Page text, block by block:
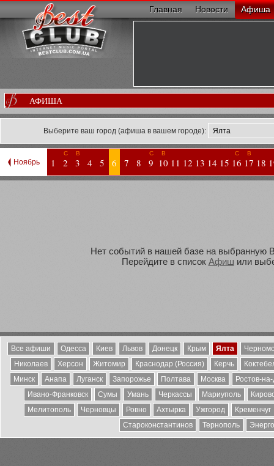
Главная Новости Афиша
АФИША
Выберите ваш город (афиша в вашем городе):
Ноябрь 1
С
2
В
3 4 5 6 7 8
С
9
В
10 11 12 13 14 15
С
16
В
17 18
Нет событий в нашей базе на выбранную
Перейдите в список Афиш или
Все афиши Одесса Киев Львов Донецк Крым Ялта
Николаев
Херсон Житомир Краснодар (Россия) Керчь
Минск
Анапа Луганск Запорожье Полтава Москва
Ростов-
Ивано-Франковск
Сумы Умань Черкассы Мариуполь
Мелитополь
Черновцы Ровно Ахтырка Ужгород
Кременчуг
Староконстантинов
Тернополь